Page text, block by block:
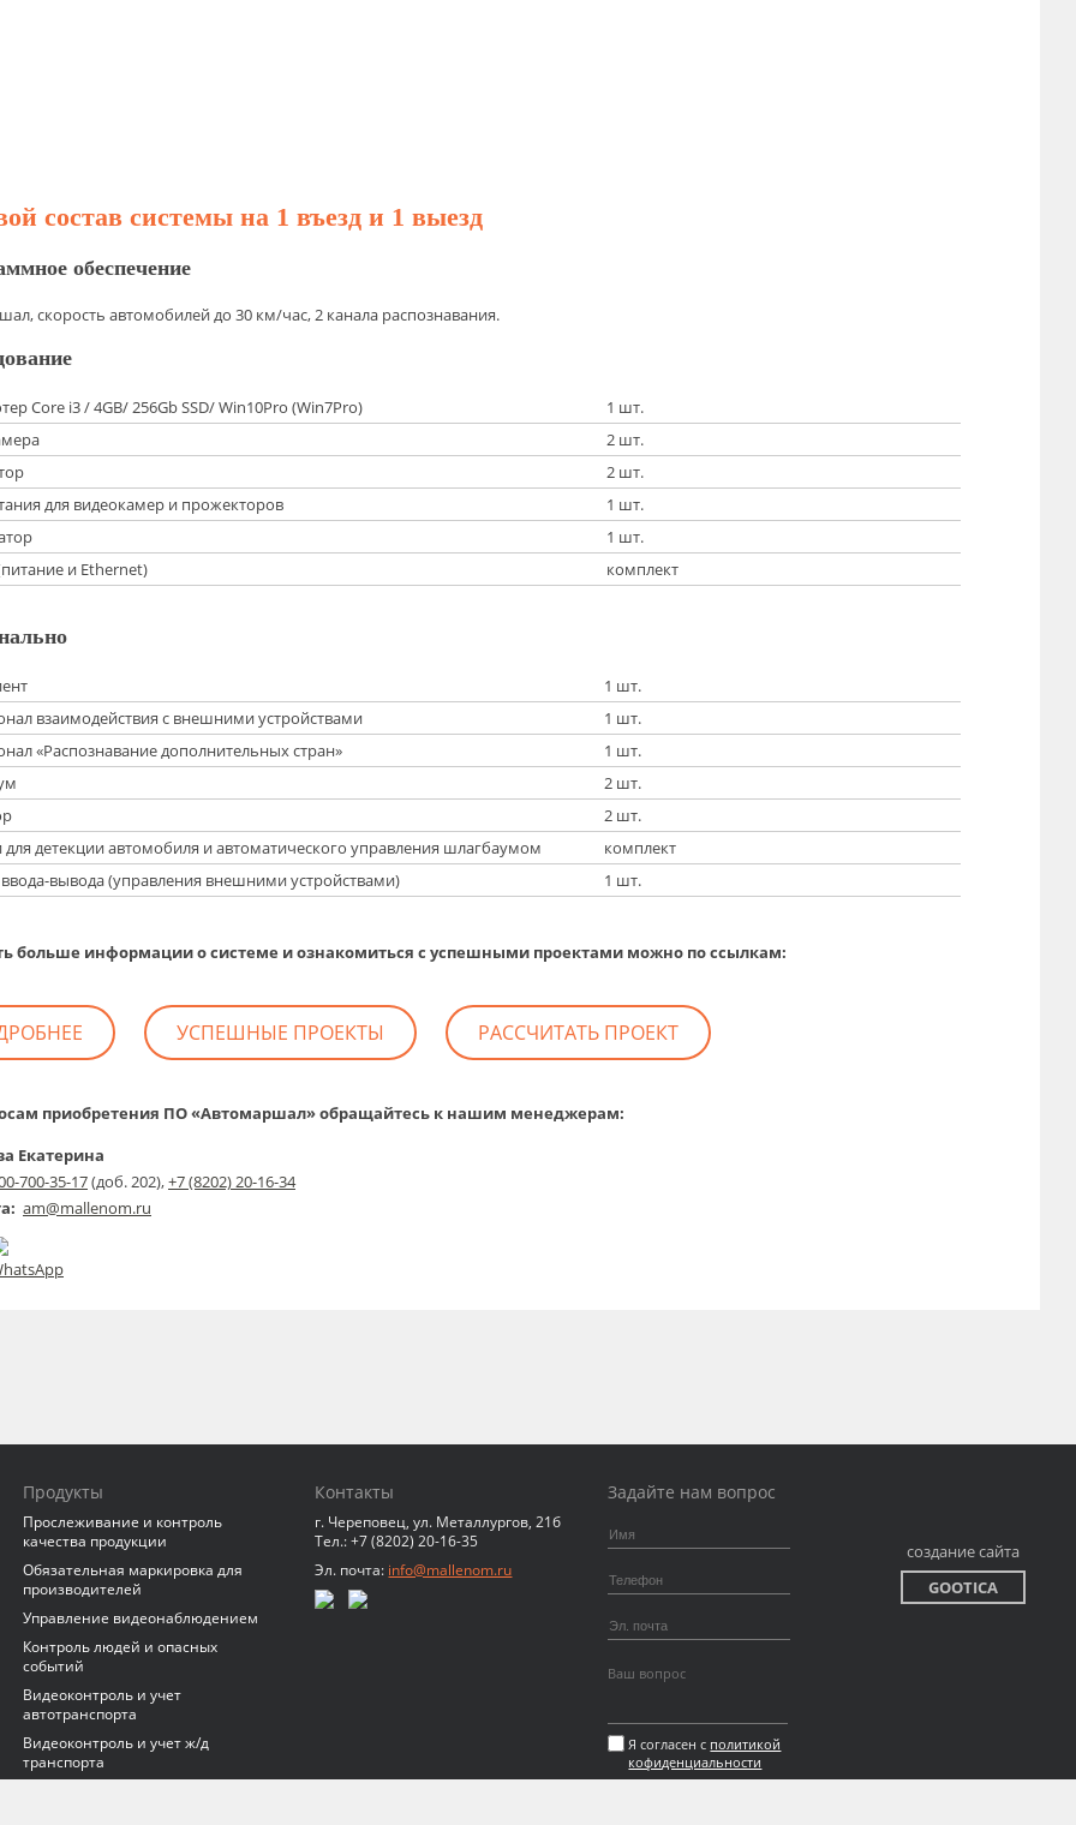
состав системы на 1 въезд и 1 выезд
обеспечение
скорость автомобилей до 30 км/час, 2 канала распознавания.
Core i3 / 4GB/ 256Gb SSD/ Win10Pro (Win7Pro)
1 шт.
2 шт.
2 шт.
для видеокамер и прожекторов
1 шт.
1 шт.
и Ethernet)
комплект
1 шт.
взаимодействия с внешними устройствами
1 шт.
«Распознавание дополнительных стран»
1 шт.
2 шт.
2 шт.
для детекции автомобиля и автоматического управления шлагбаумом
комплект
вывода (управления внешними устройствами)
1 шт.
больше информации о системе и ознакомиться с успешными проектами можно по ссылкам:
УСПЕШНЫЕ ПРОЕКТЫ РАССЧИТАТЬ ПРОЕКТ
приобретения ПО «Автомаршал» обращайтесь к нашим менеджерам:
Екатерина
700-35-17(доб. 202),+7 (8202) 20-16-34
: am@mallenom.ru
Продукты
Прослеживание и контроль
качества продукции
Обязательная маркировка для
производителей
Управление видеонаблюдением
Контроль людей и опасных
событий
Видеоконтроль и учет
автотранспорта
Видеоконтроль и учет ж/д
транспорта
Контакты
г. Череповец, ул. Металлургов, 21б
Тел.: +7 (8202) 20-16-35
Эл. почта: info@mallenom.ru
Задайте нам вопрос
Я согласен с политикой
кофиденциальности
создание сайта
GOOTICA